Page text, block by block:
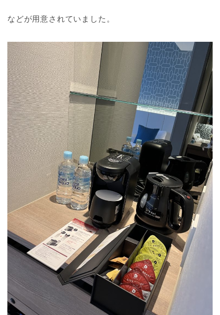
などが用意されていました。